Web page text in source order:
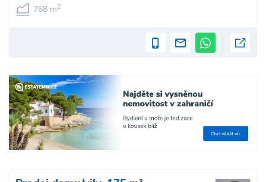
768 m2